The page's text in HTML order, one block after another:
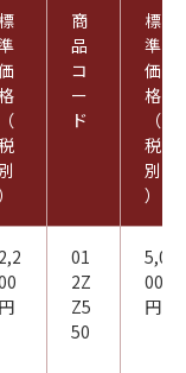
標
（
商
品
コ
ー
ド
標
準
価
格
（
税
別
）
2,2
円
01
2Z
Z5
50
5,0
00
円